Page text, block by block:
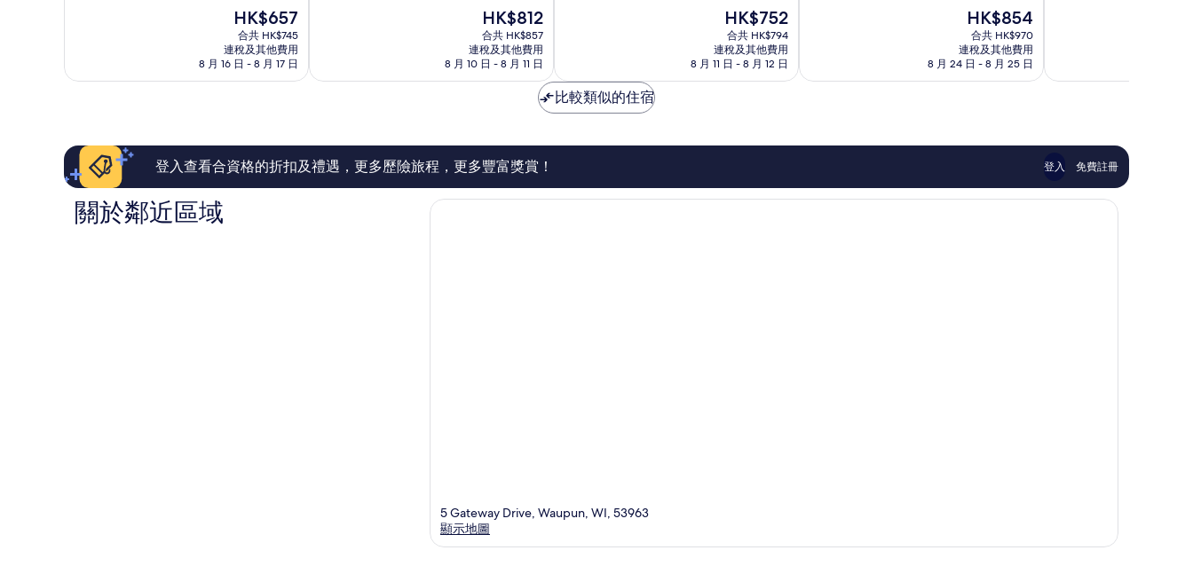
卓
評
篇
價
現
售
HK$657
HK$657
合共 HK$745
連稅及其他費用
8 月 16 日 - 8 月 17 日
完
評
價
現
售
HK$812
HK$812
合共 HK$857
連稅及其他費用
8 月 10 日 - 8 月 11 日
優
異，
163
評
評
現
售
HK$752
HK$752
合共 HK$794
連稅及其他費用
8 月 11 日 - 8 月 12 日
卓
評
評
現
售
HK$854
HK$854
合共 HK$970
連稅及其他費用
8 月 24 日 - 8 月 25 日
不
評
價
評
比較類似的住宿
登入查看合資格的折扣及禮遇，更多歷險旅程，更多豐富獎賞！ 登入 免費註冊
關於鄰近區域
5 Gateway Drive, Waupun, WI, 53963
顯示地圖